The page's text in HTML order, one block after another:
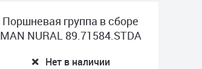
Поршневая группа в сборе
MAN NURAL 89.71584.STDA
Нет в наличии